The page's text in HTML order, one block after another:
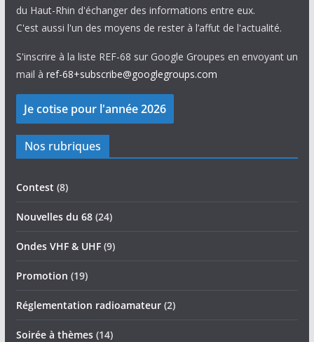
du Haut-Rhin d'échanger des informations entre eux.
C'est aussi l'un des moyens de rester à l’affut de l'actualité.
S'inscrire à la liste REF-68 sur Google Groupes en envoyant un
mail à ref-68+subscribe@googlegroups.com
Nos rubriques
Contest (8)
Nouvelles du 68(24)
Ondes VHF & UHF(9)
Promotion (19)
Réglementation radioamateur(2)
Soirée à thèmes(14)